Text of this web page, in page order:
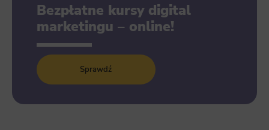
Bezpłatne kursy digital
marketingu – online!
Sprawdź